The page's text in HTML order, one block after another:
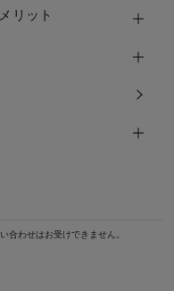
リット
わせはお受けできません。